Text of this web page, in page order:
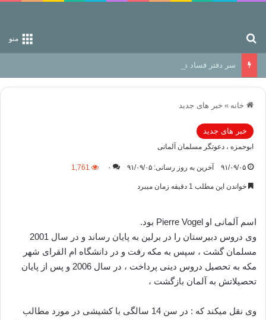
منو
سر دفتر فساد در زمین‌، دوری وکناره‌گیری از راه خداست‌!
خانه » خبر های جدید
خبر های جدید
ابوحمزه ، دعوتگر مسلمان آلمانی
۹۱/۰۹/۰۵ آخرین به روز رسانی: ۹۱/۰۹/۰۵ ۰ 1,761
خواندن این مطلب 1 دقیقه زمان میبرد
اسم آلمانی او Pierre Vogel بود.
وی دروس دبیرستان را در برلین به پایان رساند و در سال 2001
مسلمان گشت ، سپس به مکه رفت و در دانشگاه ام القرای شهر
مکه به تحصیل دروس دینی پرداخت ، در سال 2006 و پس از پایان
تحصیلاتش به آلمان بازگشت ،
وی نقل میکند که : در سن 14 سالگی با کشیشی در مورد مطالب